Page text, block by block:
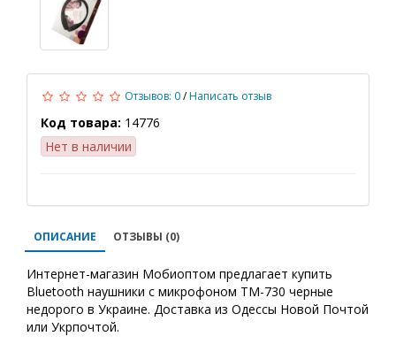
Отзывов: 0/Написать отзыв
Код товара: 14776
Нет в наличии
ОПИСАНИЕ ОТЗЫВЫ (0)
Интернет-магазин Мобиоптом предлагает купить
Bluetooth наушники с микрофоном TM-730 черные
недорого в Украине. Доставка из Одессы Новой Почтой
или Укрпочтой.